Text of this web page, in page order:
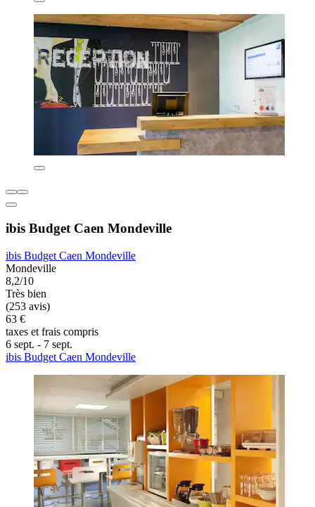
ibis Budget Caen Mondeville
ibis Budget Caen Mondeville
Mondeville
8,2/10
Très bien
(253 avis)
63 €
taxes et frais compris
6 sept. - 7 sept.
ibis Budget Caen Mondeville